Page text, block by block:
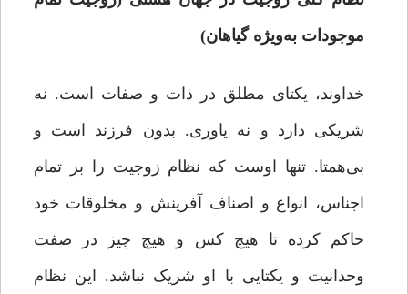
موجودات به‌ویژه گیاهان‌)
خداوند، یکتای مطلق در ذات و صفات است. نه
شریکی دارد و نه یاوری. بدون فرزند است و
بی‌همتا. تنها اوست که نظام زوجیت را بر تمام
اجناس، انواع و اصناف آفرینش و مخلوقات خود
حاکم کرده تا هیچ‌ کس و هیچ چیز در صفت
وحدانیت و یکتایی با او شریک نباشد. این نظام